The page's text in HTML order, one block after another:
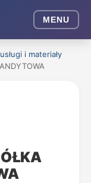
MENU
i materiały